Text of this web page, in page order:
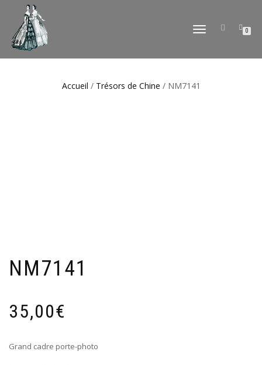
DÉPLIER
0
Accueil / Trésors de Chine / NM7141
NM7141
35,00€
Grand cadre porte-photo